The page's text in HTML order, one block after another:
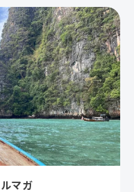
マガ